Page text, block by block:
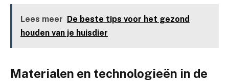
Lees meer
De beste tips voor het gezond
houden van je huisdier
Materialen en technologieën in de